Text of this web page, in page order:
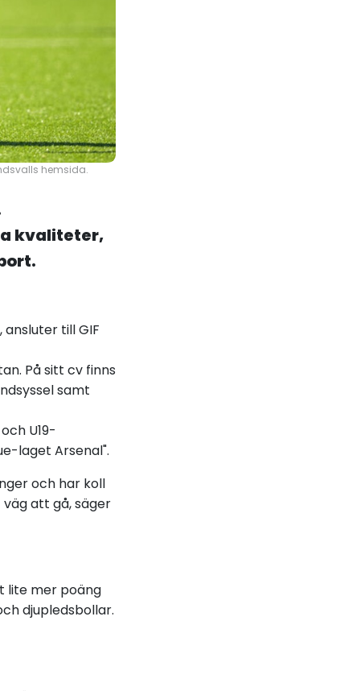
hemsida.
kvaliteter,
till GIF
På sitt cv finns
samt
U19-
laget Arsenal".
och har koll
att gå, säger
lite mer poäng
djupledsbollar.